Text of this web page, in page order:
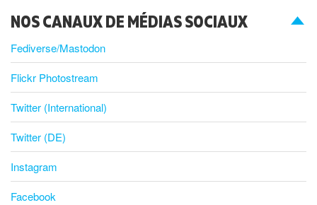
NOS CANAUX DE MÉDIAS SOCIAUX
Fediverse/Mastodon
Flickr Photostream
Twitter (International)
Twitter (DE)
Instagram
Facebook